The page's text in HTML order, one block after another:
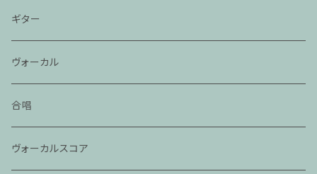
ギター
ヴォーカル
合唱
ヴォーカルスコア